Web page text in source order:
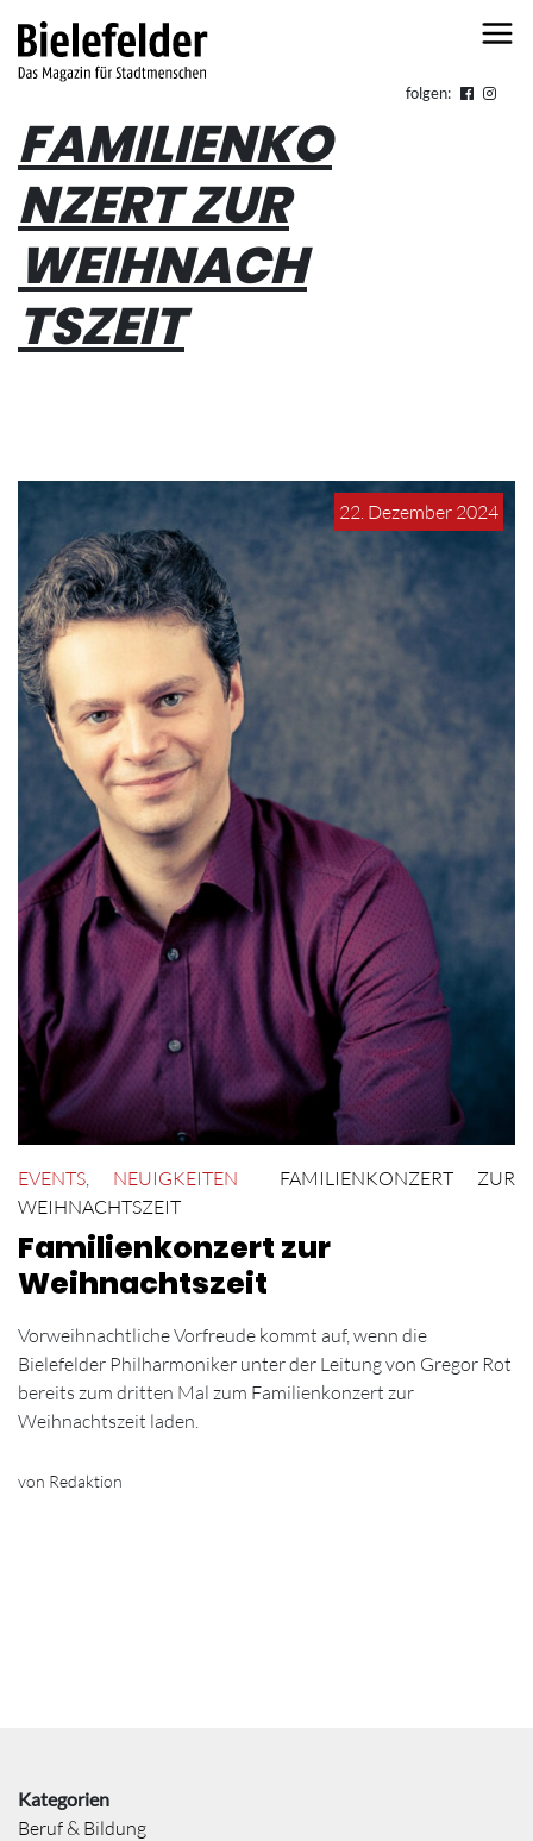
folgen:
FAMILIENKO
NZERT ZUR
WEIHNACH
TSZEIT
22. Dezember 2024
EVENTS NEUIGKEITEN
FAMILIENKONZERT ZUR
WEIHNACHTSZEIT
Familienkonzert zur
Weihnachtszeit
Vorweihnachtliche Vorfreude kommt auf, wenn die
Bielefelder Philharmoniker unter der Leitung von Gregor Rot
bereits zum dritten Mal zum Familienkonzert zur
Weihnachtszeit laden.
von Redaktion
Kategorien
Beruf & Bildung